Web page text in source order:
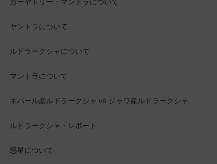
ガーヤトリー・マントラについて
ヤントラについて
ルドラークシャについて
マントラについて
ネパール産ルドラークシャ vs ジャワ産ルドラークシャ
ルドラークシャ・レポート
惑星について